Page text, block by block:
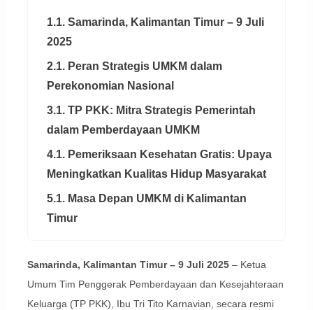
1.1. Samarinda, Kalimantan Timur – 9 Juli
2025
2.1. Peran Strategis UMKM dalam
Perekonomian Nasional
3.1. TP PKK: Mitra Strategis Pemerintah
dalam Pemberdayaan UMKM
4.1. Pemeriksaan Kesehatan Gratis: Upaya
Meningkatkan Kualitas Hidup Masyarakat
5.1. Masa Depan UMKM di Kalimantan
Timur
Samarinda, Kalimantan Timur – 9 Juli 2025– Ketua
Umum Tim Penggerak Pemberdayaan dan Kesejahteraan
Keluarga (TP PKK), Ibu Tri Tito Karnavian, secara resmi